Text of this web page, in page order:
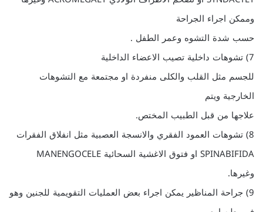
وممكن اجراء الجراحة
حسب شدة التشوه وعمر الطفل .
7) تشوهات داخلية تصيب الاعضاء الداخلية
للجسم مثل القلب والكلى منفردة او مجتمعة مع التشوهات
الخارجية ويتم
علاجها من قبل الطبيب المختص.
8) تشوهات العمود الفقري والانسجة العصبية مثل انفلاق الفقرات
SPINABIFIDA او فتوق الاغشية السحائية MANENGOCELE
وغيرها.
9) جراحة المناظير يمكن اجراء بعض العمليات التقويمية للجنين وهو